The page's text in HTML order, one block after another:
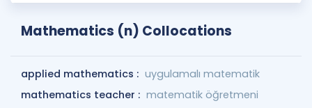
Mathematics (n) Collocations
applied mathematics : uygulamalı matematik
mathematics teacher : matematik öğretmeni